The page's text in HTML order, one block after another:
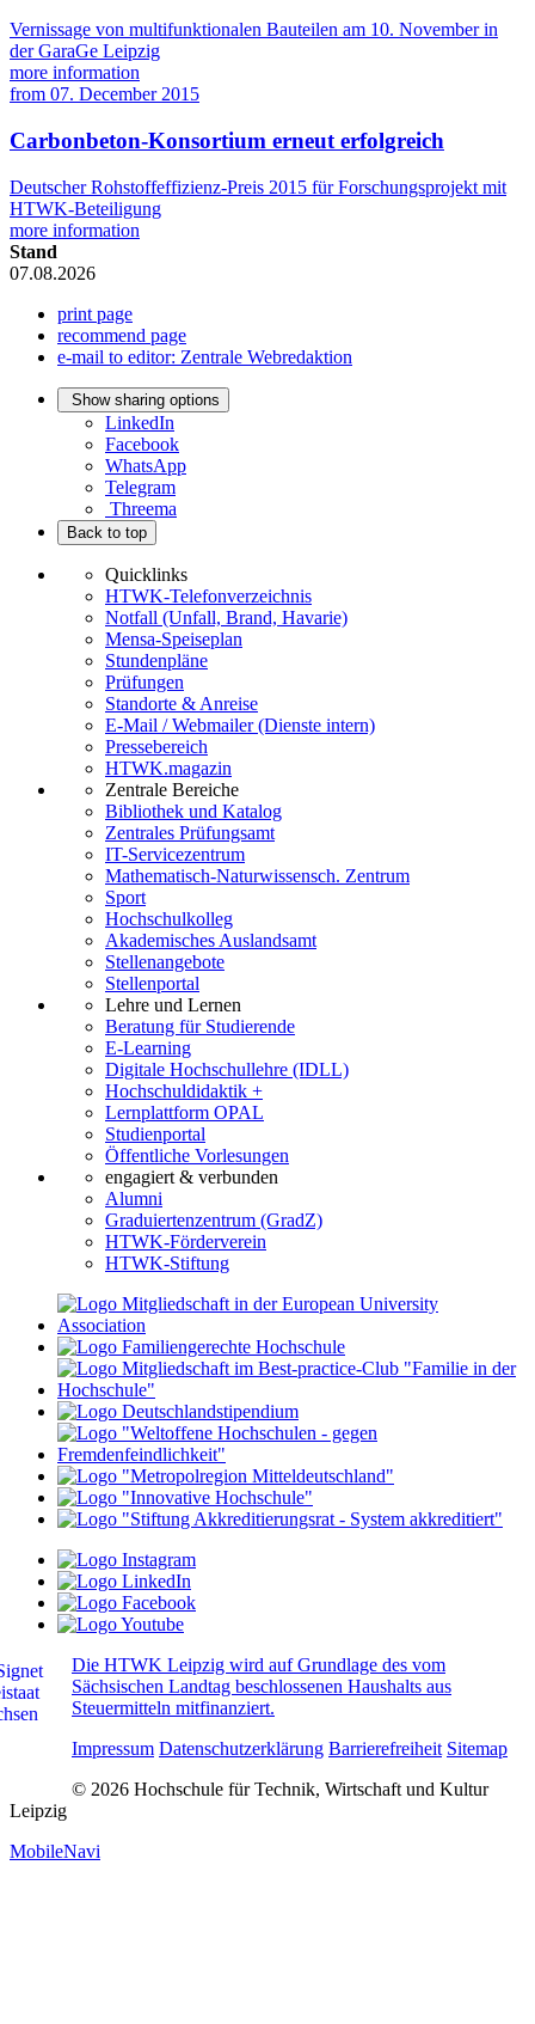
Vernissage von multifunktionalen Bauteilen am 10. November in
der GaraGe Leipzig
more information
from 07. December 2015
Carbonbeton-Konsortium erneut erfolgreich
Deutscher Rohstoffeffizienz-Preis 2015 für Forschungsprojekt mit
HTWK-Beteiligung
more information
Stand
07.08.2026
print page
recommend page
e-mail to editor: Zentrale Webredaktion
Show sharing options
LinkedIn
Facebook
WhatsApp
Telegram
Threema
Back to top
Quicklinks
HTWK-Telefonverzeichnis
Notfall (Unfall, Brand, Havarie)
Mensa-Speiseplan
Stundenpläne
Prüfungen
Standorte & Anreise
E-Mail / Webmailer (Dienste intern)
Pressebereich
HTWK.magazin
Zentrale Bereiche
Bibliothek und Katalog
Zentrales Prüfungsamt
IT-Servicezentrum
Mathematisch-Naturwissensch. Zentrum
Sport
Hochschulkolleg
Akademisches Auslandsamt
Stellenangebote
Stellenportal
Lehre und Lernen
Beratung für Studierende
E-Learning
Digitale Hochschullehre (IDLL)
Hochschuldidaktik +
Lernplattform OPAL
Studienportal
Öffentliche Vorlesungen
engagiert & verbunden
Alumni
Graduiertenzentrum (GradZ)
HTWK-Förderverein
HTWK-Stiftung
Die HTWK Leipzig wird auf Grundlage des vom
Sächsischen Landtag beschlossenen Haushalts aus
Steuermitteln mitfinanziert.
Impressum Datenschutzerklärung Barrierefreiheit Sitemap
© 2026 Hochschule für Technik, Wirtschaft und Kultur
Leipzig
MobileNavi